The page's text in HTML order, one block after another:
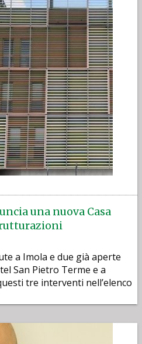
una nuova Casa
a Imola e due già aperte
San Pietro Terme e a
tre interventi nell’elenco